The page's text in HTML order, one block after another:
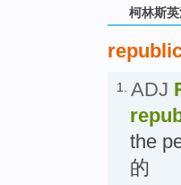
柯林斯
1. ADJ
the
的